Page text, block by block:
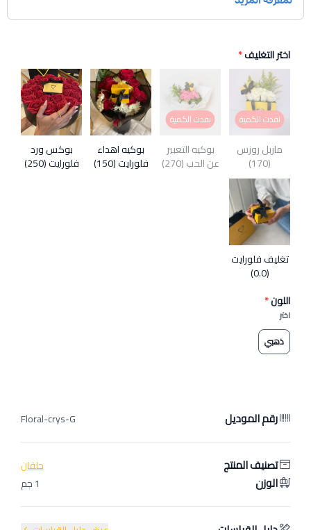
اختر التغليف*
نفدت الكمية
ماربل روزس
(170)
نفدت الكمية
بوكيه التعبير
عن الحب (270)
بوكيه اهداء
فلورايت (150)
بوكس ورد
فلورايت (250)
تغليف فلورايت
(0.0)
اللون*
اختر
ذهبي
رقم الموديل Floral-crys-G
تصنيف المنتج حلقان
الوزن 1 جم